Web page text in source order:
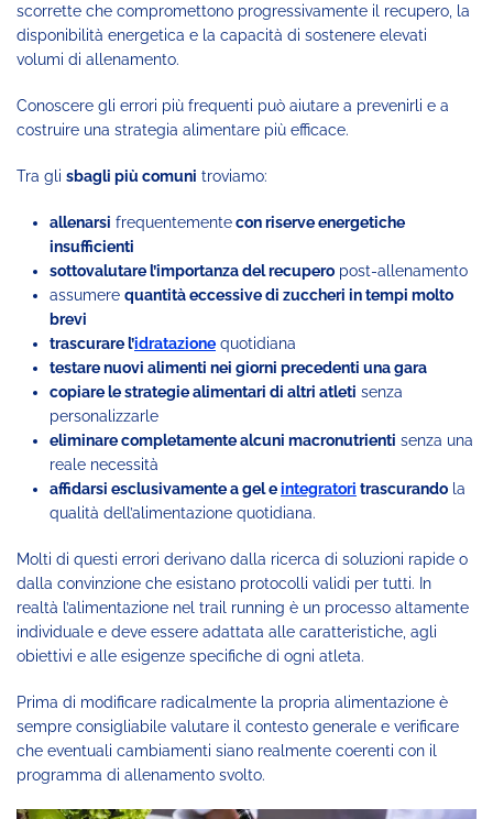
scorrette che compromettono progressivamente il recupero, la
disponibilità energetica e la capacità di sostenere elevati
volumi di allenamento.
Conoscere gli errori più frequenti può aiutare a prevenirli e a
costruire una strategia alimentare più efficace.
Tra gli sbagli più comuni troviamo:
allenarsi frequentementecon riserve energetiche
insufficienti
sottovalutare l’importanza del recupero post-allenamento
assumere quantità eccessive di zuccheri in tempi molto
brevi
trascurare l’idratazione quotidiana
testare nuovi alimenti nei giorni precedenti una gara
copiare le strategie alimentari di altri atleti senza
personalizzarle
eliminare completamente alcuni macronutrienti senza una
reale necessità
affidarsi esclusivamente a gel eintegratori trascurando la
qualità dell’alimentazione quotidiana.
Molti di questi errori derivano dalla ricerca di soluzioni rapide o
dalla convinzione che esistano protocolli validi per tutti. In
realtà l’alimentazione nel trail running è un processo altamente
individuale e deve essere adattata alle caratteristiche, agli
obiettivi e alle esigenze specifiche di ogni atleta.
Prima di modificare radicalmente la propria alimentazione è
sempre consigliabile valutare il contesto generale e verificare
che eventuali cambiamenti siano realmente coerenti con il
programma di allenamento svolto.